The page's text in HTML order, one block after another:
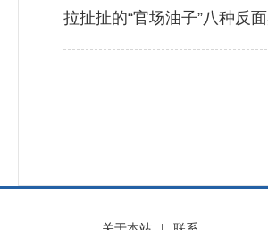
拉扯扯的“官场油子”八种反面